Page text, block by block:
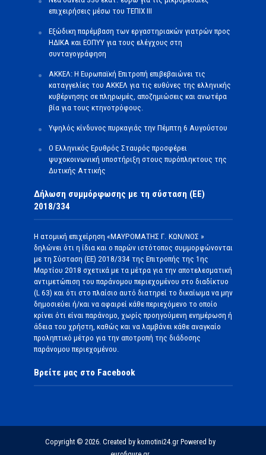
επιχειρήσεις μέσω του ΤΕΠΙΧ ΙΙΙ
Εξώδικη παρέμβαση των εργαστηριακών γιατρών προς
ΗΔΙΚΑ και ΕΟΠΥΥ για τους ελέγχους στη
συνταγογράφηση
ΑΚΚΕΛ: Η Ευρωπαϊκή Επιτροπή επιβεβαιώνει τις
καταγγελίες του ΑΚΚΕΛ για τις ευθύνες της ελληνικής
κυβέρνησης σε πληρωμές, αποζημιώσεις και ανωτέρα
βία για τους κτηνοτρόφους.
Υψηλός κίνδυνος πυρκαγιάς την Πέμπτη 6 Αυγούστου
Ο Ελληνικός Ερυθρός Σταυρός προσφέρει
ψυχοκοινωνική υποστήριξη στους πυρόπληκτους της
Δυτικής Αττικής
Δήλωση συμμόρφωσης με τη σύσταση (ΕΕ)
2018/334
Η ατομική επιχείρηση «ΜΑΥΡΟΜΑΤΗΣ Γ. ΚΩΝ/ΝΟΣ »
δηλώνει ότι η ίδια και ο παρών ιστότοπος συμμορφώνονται
με τη Σύσταση (ΕΕ) 2018/334 της Επιτροπής της 1ης
Μαρτίου 2018 σχετικά με τα μέτρα για την αποτελεσματική
αντιμετώπιση του παράνομου περιεχομένου στο διαδίκτυο
(L 63) και ότι στο πλαίσιο αυτό διατηρεί το δικαίωμα να μην
δημοσιεύει ή/και να αφαιρεί κάθε περιεχόμενο το οποίο
κρίνει ότι είναι παράνομο, χωρίς προηγούμενη ενημέρωση ή
άδεια του χρήστη, καθώς και να λαμβάνει κάθε αναγκαίο
προληπτικό μέτρο για την αποτροπή της διάδοσης
παράνομου περιεχομένου.
Βρείτε μας στο Facebook
Copyright © 2026. Created by komotini24.gr Powered by